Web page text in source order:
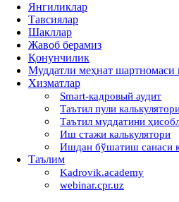
Янгиликлар
Тавсиялар
Шакллар
Жавоб берамиз
Қонунчилик
Муддатли меҳнат шартномаси
Хизматлар
Smart-кадровый аудит
Таътил пули
Таътил муддатини
Иш стажи калькулятори
Ишдан бўшатиш санаси
Таълим
Kadrovik.academy
webinar.cpr.uz